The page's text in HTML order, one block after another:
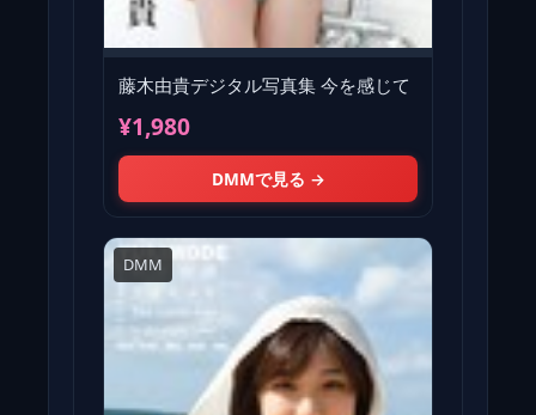
藤木由貴デジタル写真集 今を感じて
¥1,980
DMMで見る →
DMM